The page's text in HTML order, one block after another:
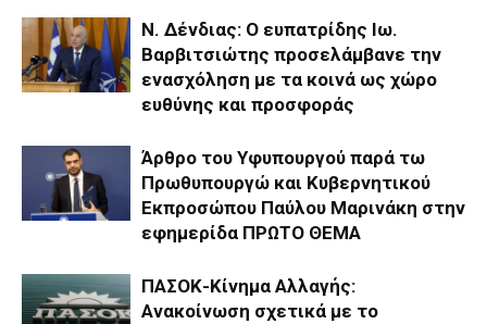
Ν. Δένδιας: Ο ευπατρίδης Ιω.
Βαρβιτσιώτης προσελάμβανε την
ενασχόληση με τα κοινά ως χώρο
ευθύνης και προσφοράς
Άρθρο του Υφυπουργού παρά τω
Πρωθυπουργώ και Κυβερνητικού
Εκπροσώπου Παύλου Μαρινάκη στην
εφημερίδα ΠΡΩΤΟ ΘΕΜΑ
ΠΑΣΟΚ-Κίνημα Αλλαγής:
Ανακοίνωση σχετικά με το